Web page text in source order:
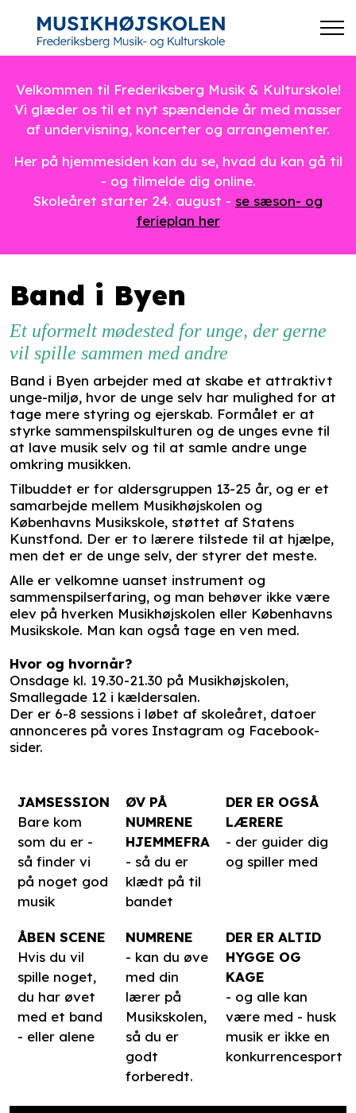
Velkommen til Frederiksberg Musik & Kulturskole!
Vi glæder os til et nyt spændende år med masser
af undervisning, koncerter og arrangementer.
Her på hjemmesiden kan du se, hvad du kan gå til
- og tilmelde dig online.
Skoleåret starter 24. august - se sæson- og
ferieplan her
Band i Byen
Et uformelt mødested for unge, der gerne
vil spille sammen med andre
Band i Byen arbejder med at skabe et attraktivt
unge-miljø, hvor de unge selv har mulighed for at
tage mere styring og ejerskab. Formålet er at
styrke sammenspilskulturen og de unges evne til
at lave musik selv og til at samle andre unge
omkring musikken.
Tilbuddet er for aldersgruppen 13-25 år, og er et
samarbejde mellem Musikhøjskolen og
Københavns Musikskole, støttet af Statens
Kunstfond. Der er to lærere tilstede til at hjælpe,
men det er de unge selv, der styrer det meste.
Alle er velkomne uanset instrument og
sammenspilserfaring, og man behøver ikke være
elev på hverken Musikhøjskolen eller Københavns
Musikskole. Man kan også tage en ven med.
Hvor og hvornår?
Onsdage kl. 19.30-21.30 på Musikhøjskolen,
Smallegade 12 i kældersalen.
Der er 6-8 sessions i løbet af skoleåret, datoer
annonceres på vores Instagram og Facebook-
sider.
JAMSESSION
Bare kom
som du er -
så finder vi
på noget god
musik
ØV PÅ
NUMRENE
HJEMMEFRA
- så du er
klædt på til
bandet
DER ER OGSÅ
LÆRERE
- der guider dig
og spiller med
ÅBEN SCENE
Hvis du vil
spille noget,
du har øvet
med et band
- eller alene
NUMRENE
- kan du øve
med din
lærer på
Musikskolen,
så du er
godt
forberedt.
DER ER ALTID
HYGGE OG
KAGE
- og alle kan
være med - husk
musik er ikke en
konkurrencesport